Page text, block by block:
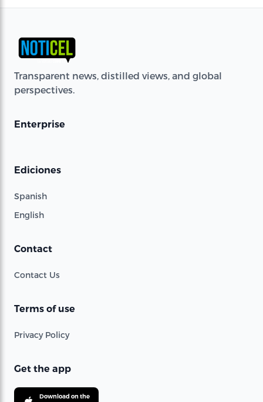
Transparent news, distilled views, and global
perspectives.
Enterprise
Ediciones
Spanish
English
Contact
Contact Us
Terms of use
Privacy Policy
Get the app
Download on the